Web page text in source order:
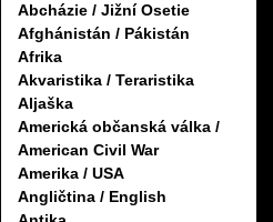
Abcházie / Jižní Osetie
Afghánistán / Pákistán
Afrika
Akvaristika / Teraristika
Aljaška
Americká občanská válka /
American Civil War
Amerika / USA
Angličtina / English